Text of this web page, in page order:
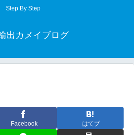
Step By Step
出カメイブログ
Facebook はてブ